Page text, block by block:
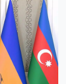
局官員指一
制服扣押。
人安全，未